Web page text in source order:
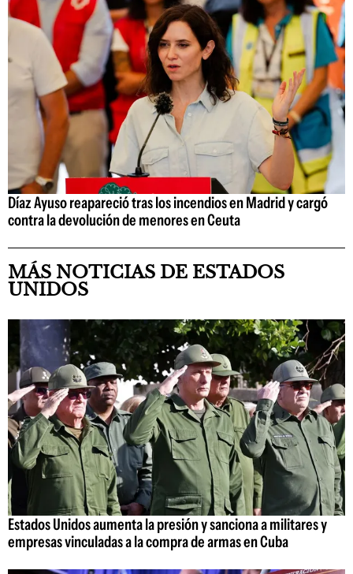
Díaz Ayuso reapareció tras los incendios en Madrid y cargó
contra la devolución de menores en Ceuta
MÁS NOTICIAS DE ESTADOS
UNIDOS
Estados Unidos aumenta la presión y sanciona a militares y
empresas vinculadas a la compra de armas en Cuba